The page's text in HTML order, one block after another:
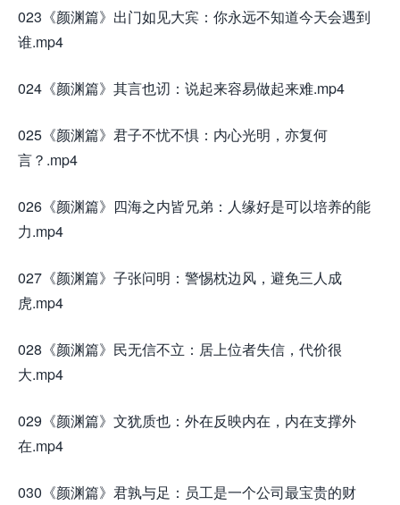
023《颜渊篇》出门如见大宾：你永远不知道今天会遇到
谁.mp4
024《颜渊篇》其言也讱：说起来容易做起来难.mp4
025《颜渊篇》君子不忧不惧：内心光明，亦复何
言？.mp4
026《颜渊篇》四海之内皆兄弟：人缘好是可以培养的能
力.mp4
027《颜渊篇》子张问明：警惕枕边风，避免三人成
虎.mp4
028《颜渊篇》民无信不立：居上位者失信，代价很
大.mp4
029《颜渊篇》文犹质也：外在反映内在，内在支撑外
在.mp4
030《颜渊篇》君孰与足：员工是一个公司最宝贵的财